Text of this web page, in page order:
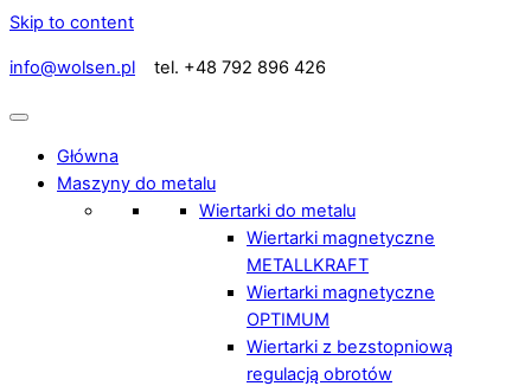
Skip to content
info@wolsen.pl tel. +48 792 896 426
Główna
Maszyny do metalu
Wiertarki do metalu
Wiertarki magnetyczne
METALLKRAFT
Wiertarki magnetyczne
OPTIMUM
Wiertarki z bezstopniową
regulacją obrotów